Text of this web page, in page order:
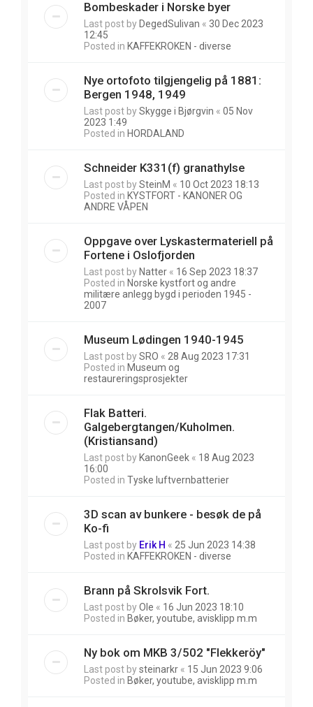
Bombeskader i Norske byer
Last post by DegedSulivan « 30 Dec 2023
12:45
Posted in KAFFEKROKEN - diverse
Nye ortofoto tilgjengelig på 1881:
Bergen 1948, 1949
Last post bySkygge i Bjørgvin « 05 Nov
2023 1:49
Posted in HORDALAND
Schneider K331(f) granathylse
Last post bySteinM « 10 Oct 2023 18:13
Posted in KYSTFORT - KANONER OG
ANDRE VÅPEN
Oppgave over Lyskastermateriell på
Fortene i Oslofjorden
Last post by Natter « 16 Sep 2023 18:37
Posted in Norske kystfort og andre
militære anlegg bygd i perioden 1945 -
2007
Museum Lødingen 1940-1945
Last post bySRO « 28 Aug 2023 17:31
Posted in Museum og
restaureringsprosjekter
Flak Batteri.
Galgebergtangen/Kuholmen.
(Kristiansand)
Last post by KanonGeek « 18 Aug 2023
16:00
Posted in Tyske luftvernbatterier
3D scan av bunkere - besøk de på
Ko-fi
Last post by Erik H « 25 Jun 2023 14:38
Posted in KAFFEKROKEN - diverse
Brann på Skrolsvik Fort.
Last post byOle « 16 Jun 2023 18:10
Posted in Bøker, youtube, avisklipp m.m
Ny bok om MKB 3/502 "Flekkeröy"
Last post bysteinarkr « 15 Jun 2023 9:06
Posted in Bøker, youtube, avisklipp m.m